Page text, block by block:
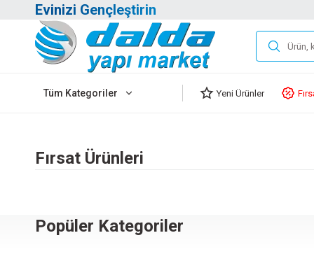
Evinizi Gençleştirin
Tüm Kategoriler Yeni Ürünler
Fırsat Ürünleri
Popüler Kategoriler